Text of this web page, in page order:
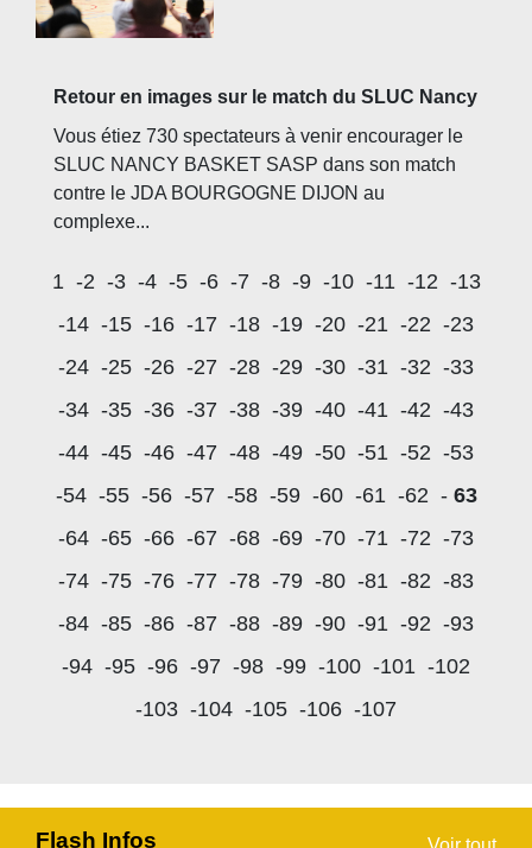
Retour en images sur le match du SLUC Nancy
Vous étiez 730 spectateurs à venir encourager le
SLUC NANCY BASKET SASP dans son match
contre le JDA BOURGOGNE DIJON au
complexe...
1 -2 -3 -4 -5 -6 -7 -8 -9 -10 -11 -12 -13
-14 -15 -16 -17 -18 -19 -20 -21 -22 -23
-24 -25 -26 -27 -28 -29 -30 -31 -32 -33
-34 -35 -36 -37 -38 -39 -40 -41 -42 -43
-44 -45 -46 -47 -48 -49 -50 -51 -52 -53
-54 -55 -56 -57 -58 -59 -60 -61 -62 - 63
-64 -65 -66 -67 -68 -69 -70 -71 -72 -73
-74 -75 -76 -77 -78 -79 -80 -81 -82 -83
-84 -85 -86 -87 -88 -89 -90 -91 -92 -93
-94 -95 -96 -97 -98 -99 -100 -101 -102
-103 -104 -105 -106 -107
Flash Infos